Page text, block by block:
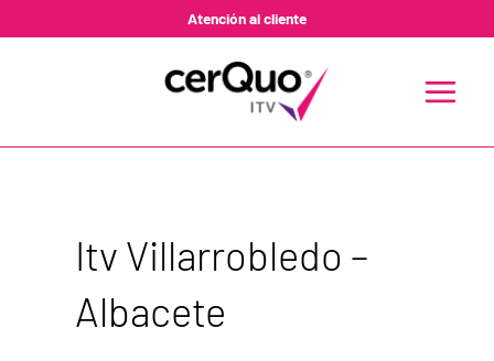
Atención al cliente
MENU
Itv Villarrobledo –
Albacete